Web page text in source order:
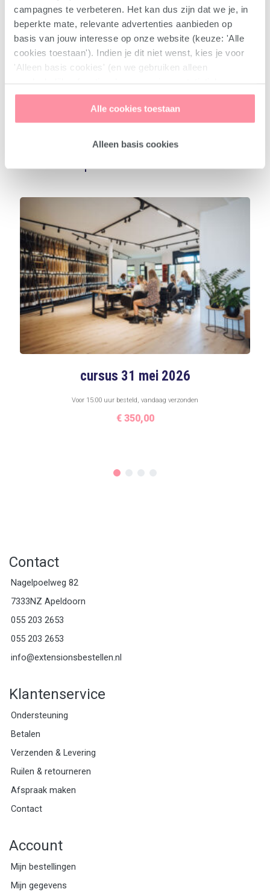
campagnes te verbeteren. Het kan dus zijn dat we je, in
beperkte mate, relevante advertenties aanbieden op
basis van jouw interesse op onze website (keuze: 'Alle
cookies toestaan'). Indien je dit niet wenst, kies je voor
'Alleen basis cookies' (en we gebruiken alleen
cookies). De 'Details' knop geeft per categorie een korte
Alle cookies toestaan
Alleen basis cookies
cursus 31 mei 2026
Voor 15:00 uur besteld, vandaag verzonden
€ 350,00
Contact
Nagelpoelweg 82
7333NZ Apeldoorn
055 203 2653
055 203 2653
info@extensionsbestellen.nl
Klantenservice
Ondersteuning
Betalen
Verzenden & Levering
Ruilen & retourneren
Afspraak maken
Contact
Account
Mijn bestellingen
Mijn gegevens